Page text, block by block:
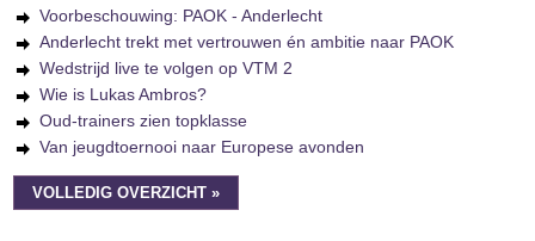
Voorbeschouwing: PAOK - Anderlecht
Anderlecht trekt met vertrouwen én ambitie naar PAOK
Wedstrijd live te volgen op VTM 2
Wie is Lukas Ambros?
Oud-trainers zien topklasse
Van jeugdtoernooi naar Europese avonden
VOLLEDIG OVERZICHT »